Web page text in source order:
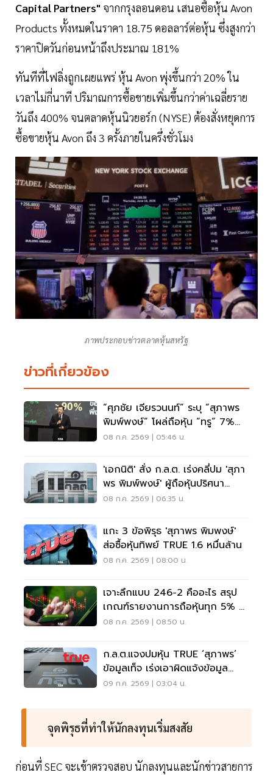
Capital Partners" จากกรุงลอนดอน เสนอซื้อหุ้น Avon
Products ทั้งหมดในราคา 18.75 ดอลลาร์ต่อหุ้น ซึ่งสูงกว่า
ราคาปิดวันก่อนหน้าถึงประมาณ 181%
ทันทีที่ไฟลิ่งถูกเผยแพร่ หุ้น Avon พุ่งขึ้นกว่า 20% ใน
เวลาไม่กี่นาที ปริมาณการซื้อขายเพิ่มขึ้นกว่าค่าเฉลี่ยราย
วันถึง 400% จนตลาดหุ้นนิวยอร์ก (NYSE) ต้องสั่งหยุดการ
ซื้อขายหุ้น Avon ถึง 3 ครั้งภายในครึ่งชั่วโมง
ภาพประกอบข่าวตลาดหุ้นสหรัฐ
ข่าวที่เกี่ยวข้อง
“ศุภชัย เจียรวนนท์” ระบุ “สุภาพร
พิมพ์พงษ์” โผล่ถือหุ้น “ทรู” 7%
ข่าวเพี้ยน
08 ก.ค. 2569 | 05:46 น.
'เอกนิติ' สั่ง ก.ล.ต. เร่งคลี่ปม 'สุภา
พร พิมพ์พงษ์' ผู้ถือหุ้นปริศนา
TRUE
08 ก.ค. 2569 | 06:35 น.
แกะ 3 ข้อพิรุธ 'สุภาพร พิมพงษ์'
ส่อซื้อหุ้นทิพย์ TRUE 1.6 หมื่นล้าน
08 ก.ค. 2569 | 08:00 น.
เจาะลึกแบบ 246-2 คืออะไร สรุป
เกณฑ์รายงานการถือหุ้นทุก 5% ที่
นักลงทุนควรรู้
08 ก.ค. 2569 | 08:50 น.
ก.ล.ต.แจงปมหุ้น TRUE ‘สุภาพร’
ข้อมูลเท็จ เร่งเอาผิดแจ้งข้อมูล
ปลอม
09 ก.ค. 2569 | 03:04 น.
จุดพิรุธที่ทำให้นักลงทุนเริ่มสงสัย
ก่อนที่ SEC จะเข้าตรวจสอบ นักลงทุนและนักข่าวสายการ